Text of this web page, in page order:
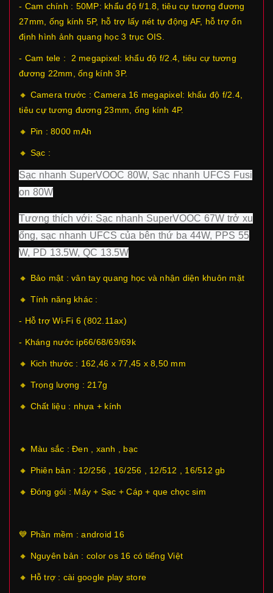
- Cam chính : 50MP: khẩu độ f/1.8, tiêu cự tương đương
27mm, ống kính 5P, hỗ trợ lấy nét tự động AF, hỗ trợ ổn
định hình ảnh quang học 3 trục OIS.
- Cam tele : 2 megapixel: khẩu độ f/2.4, tiêu cự tương
đương 22mm, ống kính 3P.
🔸 Camera trước : Camera 16 megapixel: khẩu độ f/2.4,
tiêu cự tương đương 23mm, ống kính 4P.
🔸 Pin : 8000 mAh
🔸 Sạc :
Sạc nhanh SuperVOOC 80W, Sạc nhanh UFCS Fusi
on 80W
Tương thích với: Sạc nhanh SuperVOOC 67W trở xu
ống, sạc nhanh UFCS của bên thứ ba 44W, PPS 55
W, PD 13.5W, QC 13.5W
🔸 Bảo mật : vân tay quang học và nhận diện khuôn mặt
🔸 Tính năng khác :
- Hỗ trợ Wi-Fi 6 (802.11ax)
- Kháng nước ip66/68/69/69k
🔸 Kich thước : 162,46 x 77,45 x 8,50 mm
🔸 Trọng lượng : 217g
🔸 Chất liệu : nhựa + kính
🔸 Màu sắc : Đen , xanh , bạc
🔸 Phiên bản : 12/256 , 16/256 , 12/512 , 16/512 gb
🔸 Đóng gói : Máy + Sạc + Cáp + que chọc sim
💙 Phần mềm : android 16
🔸 Nguyên bản : color os 16 có tiếng Việt
🔸 Hỗ trợ : cài google play store